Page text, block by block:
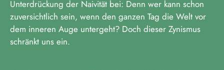
Unterdrückung der Naivität bei: Denn wer kann schon
zuversichtlich sein, wenn den ganzen Tag die Welt vor
dem inneren Auge untergeht? Doch dieser Zynismus
schränkt uns ein.